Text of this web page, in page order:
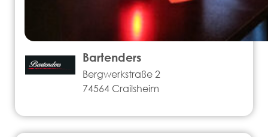
Bartenders
Bergwerkstraße 2
74564 Crailsheim